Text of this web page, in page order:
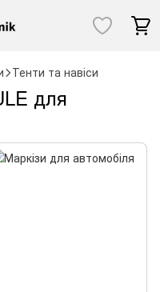
Тенти та навіси
для